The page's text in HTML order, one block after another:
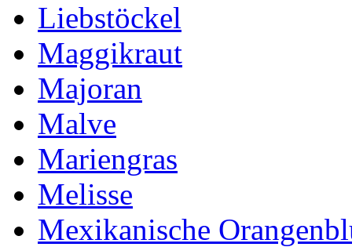
Liebstöckel
Maggikraut
Majoran
Malve
Mariengras
Melisse
Mexikanische